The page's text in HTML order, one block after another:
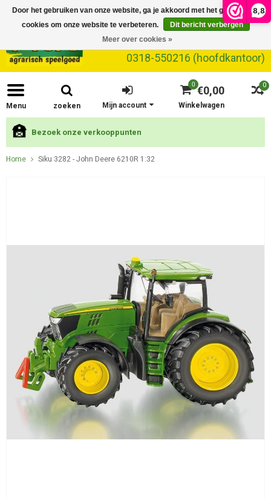
8,8
0318-550216 (hoofdkantoor)
Menu zoeken
0
0 €0,00
Winkelwagen
Mijn account
Bezoek onze verkooppunten
Home Siku 3282 - John Deere 6210R 1:32
Door het gebruiken van onze website, ga je akkoord met het gebruik van
cookies om onze website te verbeteren.
Dit bericht verbergen
Meer over cookies »